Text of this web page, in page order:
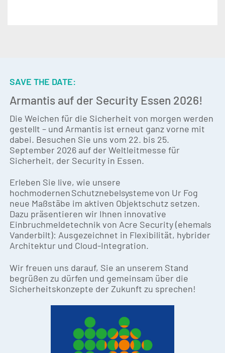
SAVE THE DATE:
Armantis auf der Security Essen 2026!
Die Weichen für die Sicherheit von morgen werden
gestellt – und Armantis ist erneut ganz vorne mit
dabei. Besuchen Sie uns vom 22. bis 25.
September 2026 auf der Weltleitmesse für
Sicherheit, der Security in Essen.
Erleben Sie live, wie unsere
hochmodernen Schutznebelsysteme von Ur Fog
neue Maßstäbe im aktiven Objektschutz setzen.
Dazu präsentieren wir Ihnen innovative
Einbruchmeldetechnik von Acre Security (ehemals
Vanderbilt): Ausgezeichnet in Flexibilität, hybrider
Architektur und Cloud-Integration.
Wir freuen uns darauf, Sie an unserem Stand
begrüßen zu dürfen und gemeinsam über die
Sicherheitskonzepte der Zukunft zu sprechen!